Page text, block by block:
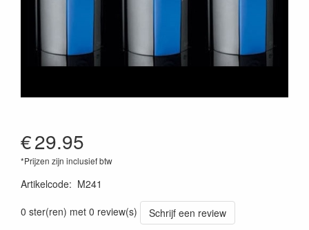
€29.95
*Prijzen zijn inclusief btw
Artikelcode: M241
0 ster(ren) met 0 review(s)
Schrijf een review